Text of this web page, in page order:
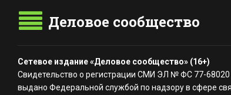
Деловое сообщество
Сетевое издание «Деловое сообщество» (16+)
Свидетельство о регистрации СМИ ЭЛ № ФС 77-68020
выдано Федеральной службой по надзору в сфере